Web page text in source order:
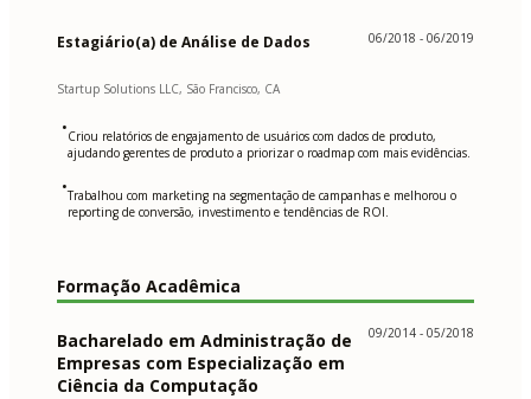
Estagiário(a) de Análise de Dados 06/2018 - 06/2019
Startup Solutions LLC, São Francisco, CA
•Criou relatórios de engajamento de usuários com dados de produto,
ajudando gerentes de produto a priorizar o roadmap com mais evidências.
•Trabalhou com marketing na segmentação de campanhas e melhorou o
reporting de conversão, investimento e tendências de ROI.
Formação Acadêmica
Bacharelado em Administração de
Empresas com Especialização em
Ciência da Computação
09/2014 - 05/2018